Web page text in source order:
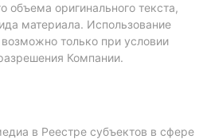
объема оригинального текста,
материала. Использование
только при условии
Компании.
в Реестре субъектов в сфере